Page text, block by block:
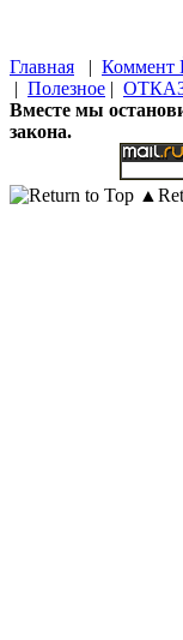
Главная | Коммент
| Полезное |
Вместе мы
закона.